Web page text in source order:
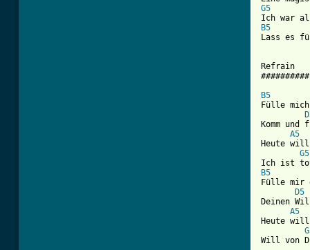
G5
B5
Lass es
Refrain
##########
B5
Fülle
Komm
A5
Heute
G5
B5
Fülle mir
D5
Deinen
A5
Heute
Will von